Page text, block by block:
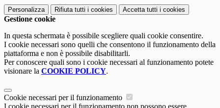
Personalizza Rifiuta tutti i cookies Accetta tutti i cookies
Gestione cookie
In questa schermata è possibile scegliere quali cookie consentire.
I cookie necessari sono quelli che consentono il funzionamento della
piattaforma e non è possibile disabilitarli.
Per conoscere quali sono i cookie necessari al funzionamento potete
visionare la COOKIE POLICY.
Cookie necessari per il funzionamento